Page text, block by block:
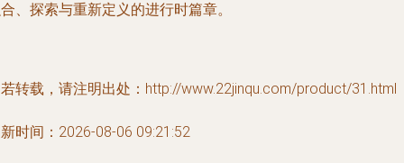
、探索与重新定义的进行时篇章。
转载，请注明出处：http://www.22jinqu.com/product/31.html
时间：2026-08-06 09:21:52